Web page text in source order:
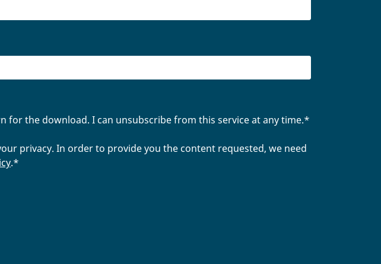
the download. I can unsubscribe from this service at any time.*
privacy. In order to provide you the content requested, we need
.*